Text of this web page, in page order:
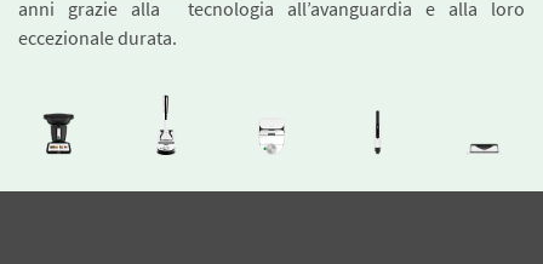
anni grazie alla tecnologia all’avanguardia e alla loro
eccezionale durata.